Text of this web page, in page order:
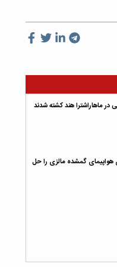
گمشده مالزی را حل